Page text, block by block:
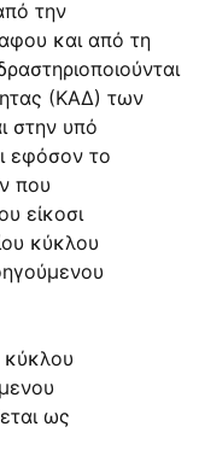
την
και από τη
(ΚΑΔ) των
στην υπό
εφόσον το
που
είκοσι
κύκλου
κύκλου
ως